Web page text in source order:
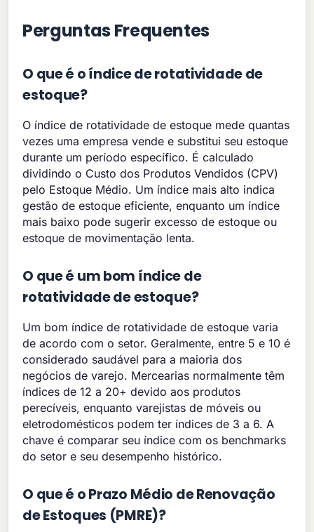
Perguntas Frequentes
O que é o índice de rotatividade de
estoque?
O índice de rotatividade de estoque mede quantas
vezes uma empresa vende e substitui seu estoque
durante um período específico. É calculado
dividindo o Custo dos Produtos Vendidos (CPV)
pelo Estoque Médio. Um índice mais alto indica
gestão de estoque eficiente, enquanto um índice
mais baixo pode sugerir excesso de estoque ou
estoque de movimentação lenta.
O que é um bom índice de
rotatividade de estoque?
Um bom índice de rotatividade de estoque varia
de acordo com o setor. Geralmente, entre 5 e 10 é
considerado saudável para a maioria dos
negócios de varejo. Mercearias normalmente têm
índices de 12 a 20+ devido aos produtos
perecíveis, enquanto varejistas de móveis ou
eletrodomésticos podem ter índices de 3 a 6. A
chave é comparar seu índice com os benchmarks
do setor e seu desempenho histórico.
O que é o Prazo Médio de Renovação
de Estoques (PMRE)?